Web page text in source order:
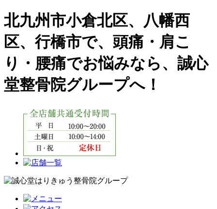
北九州市小倉北区、八幡西
区、行橋市で、頭痛・肩こ
り・腰痛でお悩みなら、誠心
堂整骨院グループへ！